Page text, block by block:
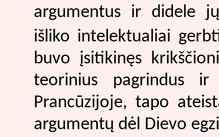
argumentus ir didele
išliko intelektualiai
buvo įsitikinęs
teorinius pagrindus
Prancūzijoje, tapo
argumentų dėl Dievo